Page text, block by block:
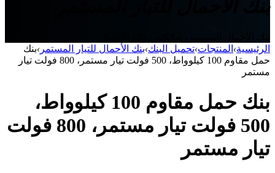
الرئيسية› المنتجات›تحميل البنك›بنك الأحمال للتيار المستمر ›بنك
حمل مقاوم 100 كيلوواط، 500 فولت تيار مستمر، 800 فولت تيار
مستمر
بنك حمل مقاوم 100 كيلوواط،
500 فولت تيار مستمر، 800 فولت
تيار مستمر